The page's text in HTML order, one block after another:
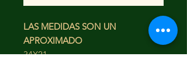
LAS MEDIDAS SON UN
APROXIMADO
34X21